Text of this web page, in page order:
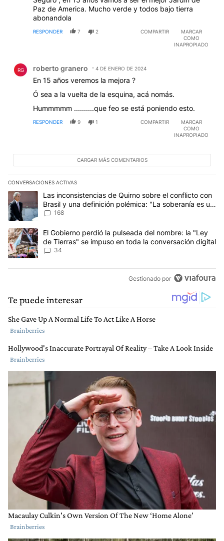
Paz de America. Mucho verde y todos bajo tierra
abonandola
RESPONDER 7 2 COMPARTIR
MARCAR
COMO
INAPROPIADO
RG roberto granero 4 DE ENERO DE 2024
En 15 años veremos la mejora ?
Ó sea a la vuelta de la esquina, acá nomás.
Hummmmm ..........que feo se está poniendo esto.
RESPONDER 9 1 COMPARTIR
MARCAR
COMO
INAPROPIADO
CARGAR MÁS COMENTARIOS
CONVERSACIONES ACTIVAS
Este listado muestra los artículos con más comentarios en los
Un artículo de tendencia con el título "Las inconsistencias de
Las inconsistencias de Quirno sobre el conflicto con
Brasil y una definición polémica: "La soberanía es un
concepto antiguo"
168
Un artículo de tendencia con el título "El Gobierno perdió la
El Gobierno perdió la pulseada del nombre: la "Ley
de Tierras" se impuso en toda la conversación digital
34
Gestionado por